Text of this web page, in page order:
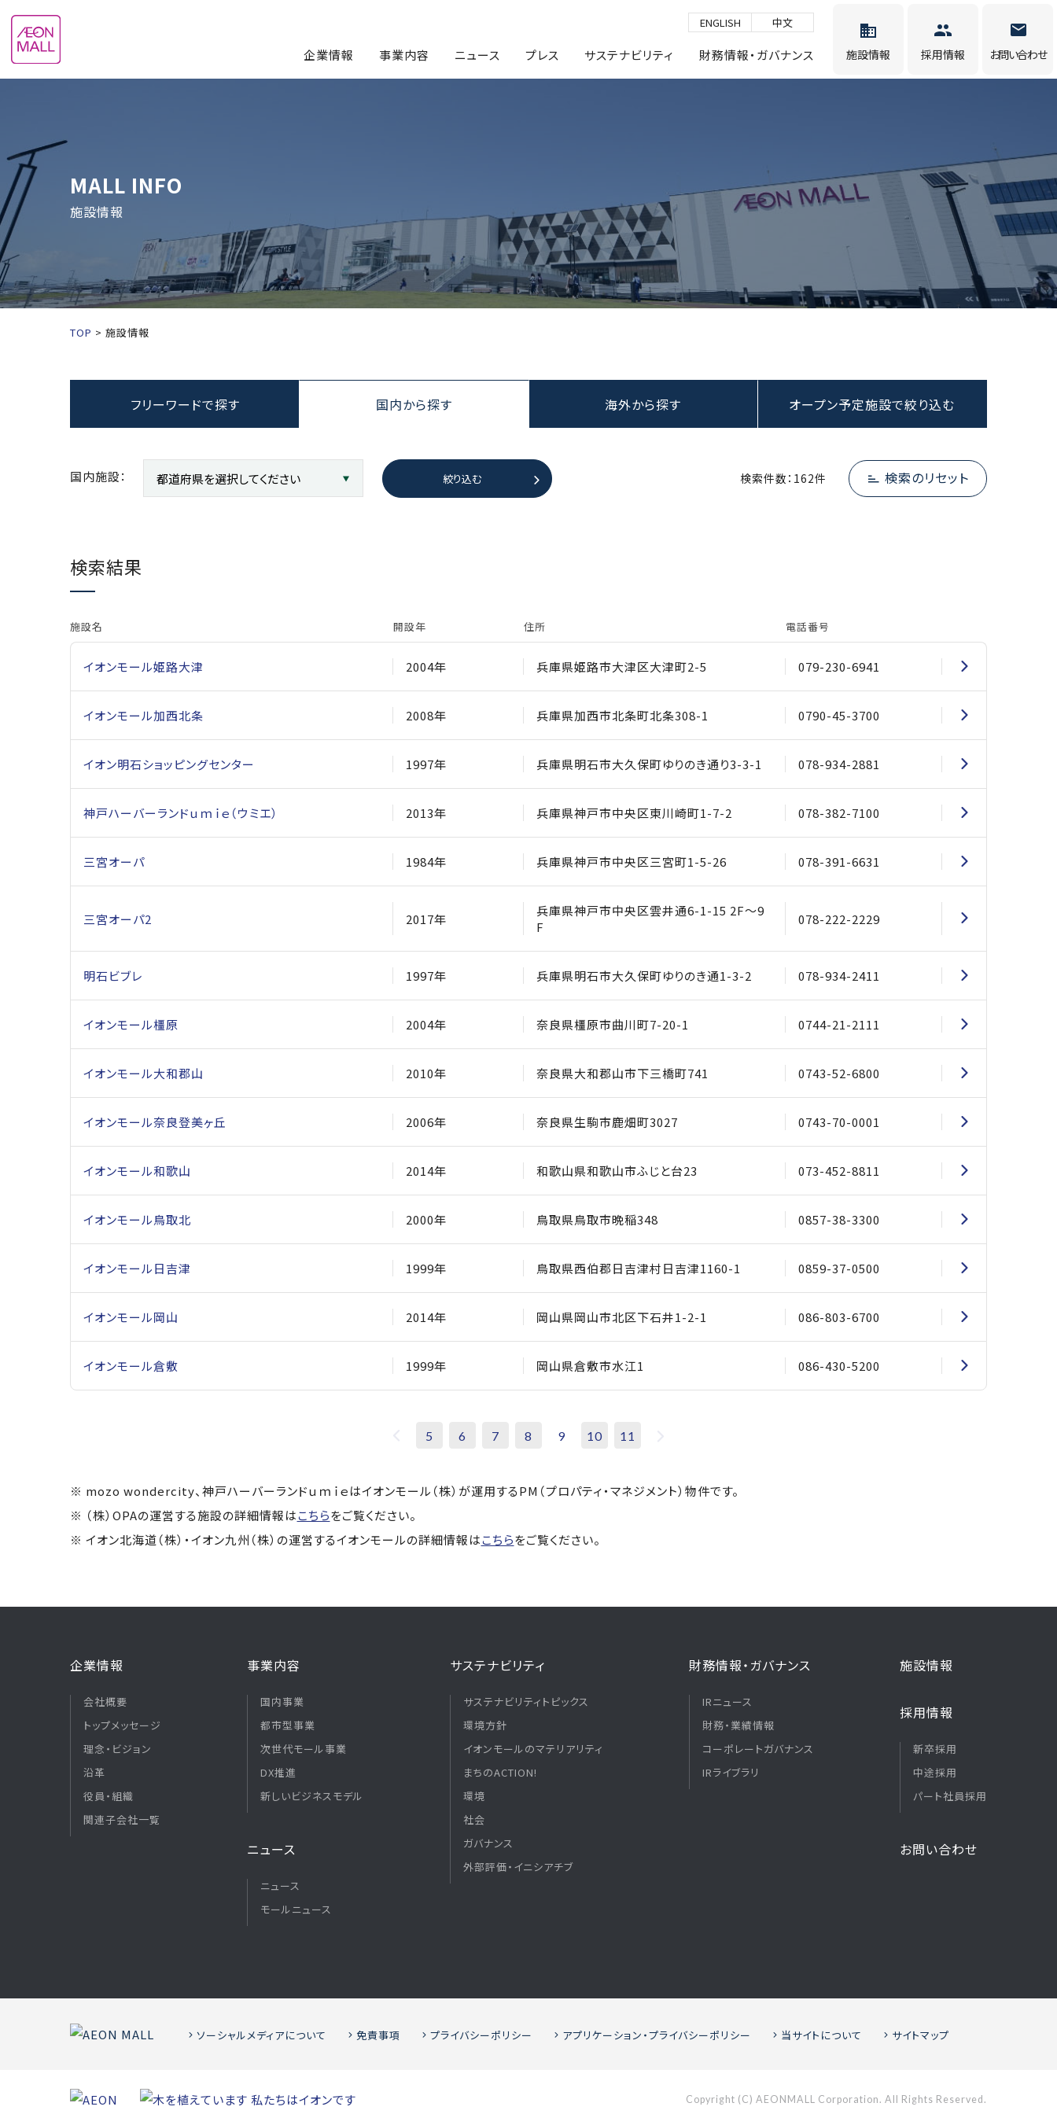
ENGLISH 中文
企業情報 事業内容 ニュース プレス サステナビリティ 財務情報・ガバナンス 施設情報 採用情報 お問い合わせ
MALL INFO
施設情報
TOP 施設情報
フリーワードで探す 国内から探す 海外から探す オープン予定施設で絞り込む
国内施設： 絞り込む 検索件数：162件 検索のリセット
検索結果
施設名 開設年 住所 電話番号
イオンモール姫路大津 2004年 兵庫県姫路市大津区大津町2-5 079-230-6941
イオンモール加西北条 2008年 兵庫県加西市北条町北条308-1 0790-45-3700
イオン明石ショッピングセンター 1997年 兵庫県明石市大久保町ゆりのき通り3-3-1 078-934-2881
神戸ハーバーランドｕｍｉｅ（ウミエ） 2013年 兵庫県神戸市中央区東川崎町1-7-2 078-382-7100
三宮オーパ 1984年 兵庫県神戸市中央区三宮町1-5-26 078-391-6631
三宮オーパ2 2017年
兵庫県神戸市中央区雲井通6-1-15 2F～9
F
078-222-2229
明石ビブレ 1997年 兵庫県明石市大久保町ゆりのき通1-3-2 078-934-2411
イオンモール橿原 2004年 奈良県橿原市曲川町7-20-1 0744-21-2111
イオンモール大和郡山 2010年 奈良県大和郡山市下三橋町741 0743-52-6800
イオンモール奈良登美ヶ丘 2006年 奈良県生駒市鹿畑町3027 0743-70-0001
イオンモール和歌山 2014年 和歌山県和歌山市ふじと台23 073-452-8811
イオンモール鳥取北 2000年 鳥取県鳥取市晩稲348 0857-38-3300
イオンモール日吉津 1999年 鳥取県西伯郡日吉津村日吉津1160-1 0859-37-0500
イオンモール岡山 2014年 岡山県岡山市北区下石井1-2-1 086-803-6700
イオンモール倉敷 1999年 岡山県倉敷市水江1 086-430-5200
5 6 7 8 9 10 11
mozo wondercity、神戸ハーバーランドｕｍｉｅはイオンモール（株）が運用するPM（プロパティ・マネジメント）物件です。
（株）OPAの運営する施設の詳細情報はこちらをご覧ください。
イオン北海道（株）・イオン九州（株）の運営するイオンモールの詳細情報はこちらをご覧ください。
企業情報
会社概要
トップメッセージ
理念・ビジョン
沿革
役員・組織
関連子会社一覧
事業内容
国内事業
都市型事業
次世代モール事業
DX推進
新しいビジネスモデル
ニュース
ニュース
モールニュース
サステナビリティ
サステナビリティトピックス
環境方針
イオンモールのマテリアリティ
まちのACTION!
環境
社会
ガバナンス
外部評価・イニシアチブ
財務情報・ガバナンス
IRニュース
財務・業績情報
コーポレートガバナンス
IRライブラリ
施設情報
採用情報
新卒採用
中途採用
パート社員採用
お問い合わせ
ソーシャルメディアについて 免責事項 プライバシーポリシー アプリケーション・プライバシーポリシー 当サイトについて サイトマップ
Copyright (C) AEONMALL Corporation. All Rights Reserved.